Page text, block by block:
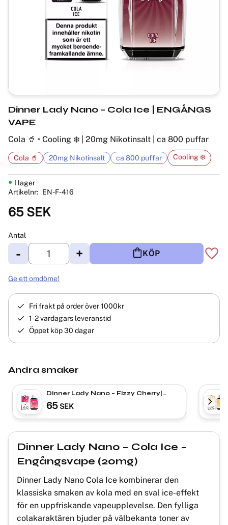
Dinner Lady Nano – Cola Ice | ENGÅNGS
VAPE
Cola 🥤 • Cooling ❄️ | 20mg Nikotinsalt | ca 800 puffar
65SEK
Antal
+
- KÖP
I lager
Artikelnr
EN-F-416
Cola 🥤 20mg Nikotinsalt ca 800 puffar Cooling ❄️
Ge ett omdöme!
Fri frakt på order över 1000kr
1-2 vardagars leveranstid
Öppet köp 30 dagar
Andra smaker
Dinner Lady Nano – Fizzy Cherry|
ENGÅNGS VAPE
65 SEK
Dinner Lady Nano – Cola Ice –
Engångsvape (20mg)
Dinner Lady Nano Cola Ice kombinerar den
klassiska smaken av kola med en sval ice-effekt
för en uppfriskande vapeupplevelse. Den fylliga
colakaraktären bjuder på välbekanta toner av